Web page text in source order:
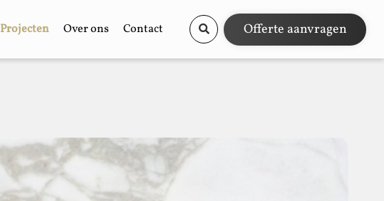
Projecten Over ons Contact Offerte aanvragen